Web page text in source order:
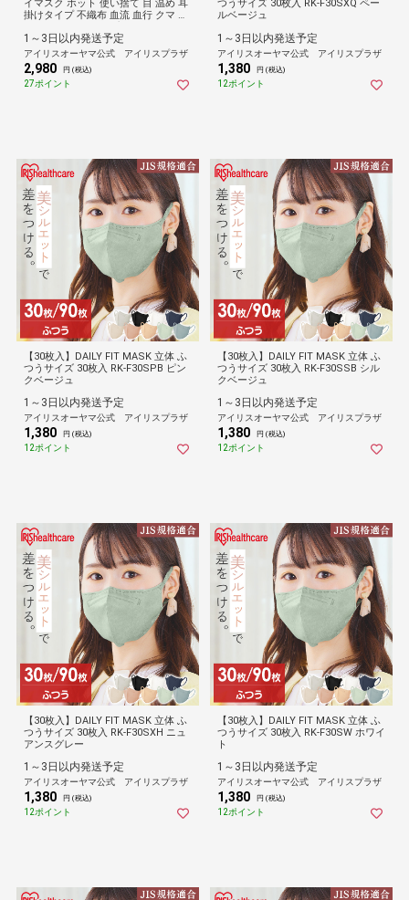
イマスク ホット 使い捨て 目 温め 耳
掛けタイプ 不織布 血流 血行 クマ リ
ト 睡眠前 旅行 休憩 モイスクル じん
わりホットアイマスク アソート
1～3日以内発送予定
アイリスオーヤマ公式 アイリスプラザ
2,980 円 (税込)
27ポイント
つうサイズ 30枚入 RK-F30SXQ ペー
ルベージュ
1～3日以内発送予定
アイリスオーヤマ公式 アイリスプラザ
1,380 円 (税込)
12ポイント
【30枚入】DAILY FIT MASK 立体 ふ
つうサイズ 30枚入 RK-F30SPB ピン
クベージュ
1～3日以内発送予定
アイリスオーヤマ公式 アイリスプラザ
1,380 円 (税込)
12ポイント
【30枚入】DAILY FIT MASK 立体 ふ
つうサイズ 30枚入 RK-F30SSB シル
クベージュ
1～3日以内発送予定
アイリスオーヤマ公式 アイリスプラザ
1,380 円 (税込)
12ポイント
【30枚入】DAILY FIT MASK 立体 ふ
つうサイズ 30枚入 RK-F30SXH ニュ
アンスグレー
1～3日以内発送予定
アイリスオーヤマ公式 アイリスプラザ
1,380 円 (税込)
12ポイント
【30枚入】DAILY FIT MASK 立体 ふ
つうサイズ 30枚入 RK-F30SW ホワイ
ト
1～3日以内発送予定
アイリスオーヤマ公式 アイリスプラザ
1,380 円 (税込)
12ポイント